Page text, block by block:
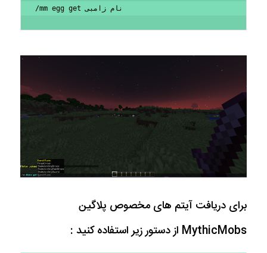
/mm egg get نام زامبی
برای دریافت آیتم های مخصوص پلاگین
MythicMobs از دستور زیر استفاده کنید :